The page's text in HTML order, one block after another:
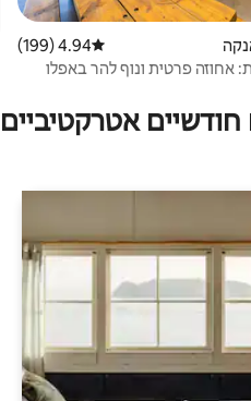
דירוג ממוצע של 4.94 מתוך 5, 199 ביקורות
4.94 (199)
אחוזה פרטית ונוף להר באפלו
אטרקטיביים